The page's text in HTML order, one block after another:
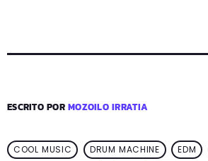
ESCRITO PORMOZOILO IRRATIA
COOL MUSIC DRUM MACHINE EDM